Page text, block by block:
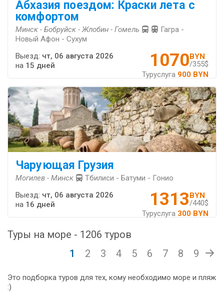
Абхазия поездом: Краски лета с
комфортом
Минск - Бобруйск - Жлобин - Гомель
Гагра -
Новый Афон - Сухум
1070BYN
/355$
Туруслуга 900 BYN
Выезд: чт, 06 августа 2026
на 15 дней
Чарующая Грузия
Могилев - Минск Тбилиси - Батуми - Гонио
1313BYN
/440$
Туруслуга 300 BYN
Выезд: чт, 06 августа 2026
на 16 дней
Туры на море - 1206 туров
1
2 3 4 5 6 7 8 9
Это подборка туров для тех, кому необходимо море и пляж
:)